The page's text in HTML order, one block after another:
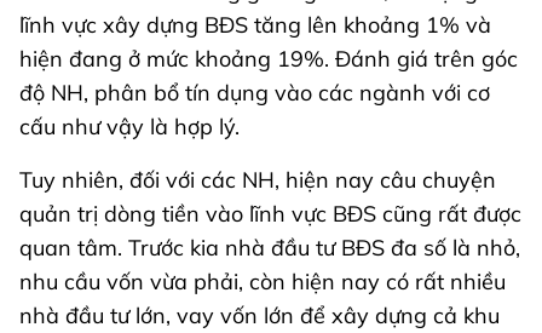
lĩnh vực xây dựng BĐS tăng lên khoảng 1% và
hiện đang ở mức khoảng 19%. Đánh giá trên góc
độ NH, phân bổ tín dụng vào các ngành với cơ
cấu như vậy là hợp lý.
Tuy nhiên, đối với các NH, hiện nay câu chuyện
quản trị dòng tiền vào lĩnh vực BĐS cũng rất được
quan tâm. Trước kia nhà đầu tư BĐS đa số là nhỏ,
nhu cầu vốn vừa phải, còn hiện nay có rất nhiều
nhà đầu tư lớn, vay vốn lớn để xây dựng cả khu